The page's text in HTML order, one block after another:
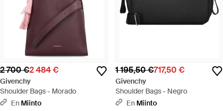
2 700 €2 484 €
Givenchy
Shoulder Bags - Morado
En Miinto
1 195,50 €717,50 €
Givenchy
Shoulder Bags - Negro
En Miinto